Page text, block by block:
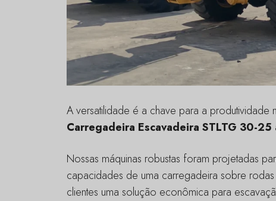
A versatilidade é a chave para a
Carregadeira Escavadeira STLTG 30-25
Nossas máquinas robustas foram projetadas
capacidades de uma carregadeira sobre
clientes uma solução econômica para